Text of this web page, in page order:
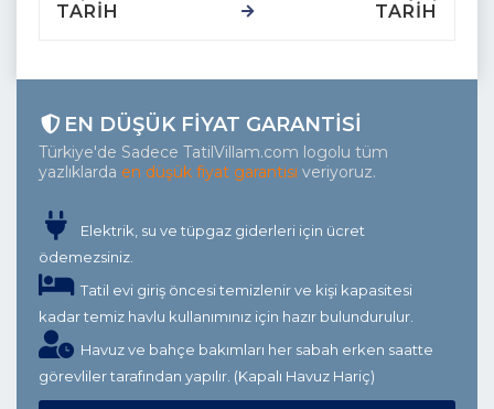
TARİH TARİH
EN DÜŞÜK FIYAT GARANTISI
Türkiye'de Sadece TatilVillam.com logolu tüm
yazlıklarda en düşük fiyat garantisi veriyoruz.
Elektrik, su ve tüpgaz giderleri için ücret
ödemezsiniz.
Tatil evi giriş öncesi temizlenir ve kişi kapasitesi
kadar temiz havlu kullanımınız için hazır bulundurulur.
Havuz ve bahçe bakımları her sabah erken saatte
görevliler tarafından yapılır. (Kapalı Havuz Hariç)